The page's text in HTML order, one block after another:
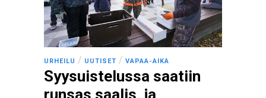
URHEILU / UUTISET / VAPAA-AIKA
Syysuistelussa saatiin
runsas saalis, ja